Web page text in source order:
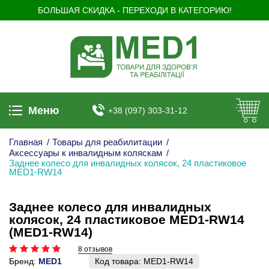
БОЛЬШАЯ СКИДКА - ПЕРЕХОДИ В КАТЕГОРИЮ!
Меню +38 (097) 303-31-12
Главная / Товары для реабилитации /
Аксессуары к инвалидным коляскам /
Заднее колесо для инвалидных колясок, 24 пластиковое
MED1-RW14
Заднее колесо для инвалидных
колясок, 24 пластиковое MED1-RW14
(MED1-RW14)
8 отзывов
Бренд: MED1 Код товара: MED1-RW14